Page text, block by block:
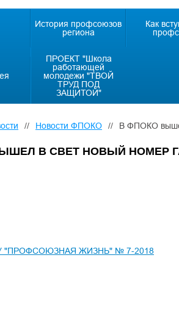
История профсоюзов
региона
Как
ПРОЕКТ "Школа
работающей
молодежи "ТВОЙ
ТРУД ПОД
ЗАЩИТОЙ"
// Новости ФПОКО // В ФПОКО
В СВЕТ НОВЫЙ НОМЕР
"ПРОФСОЮЗНАЯ ЖИЗНЬ" № 7-2018